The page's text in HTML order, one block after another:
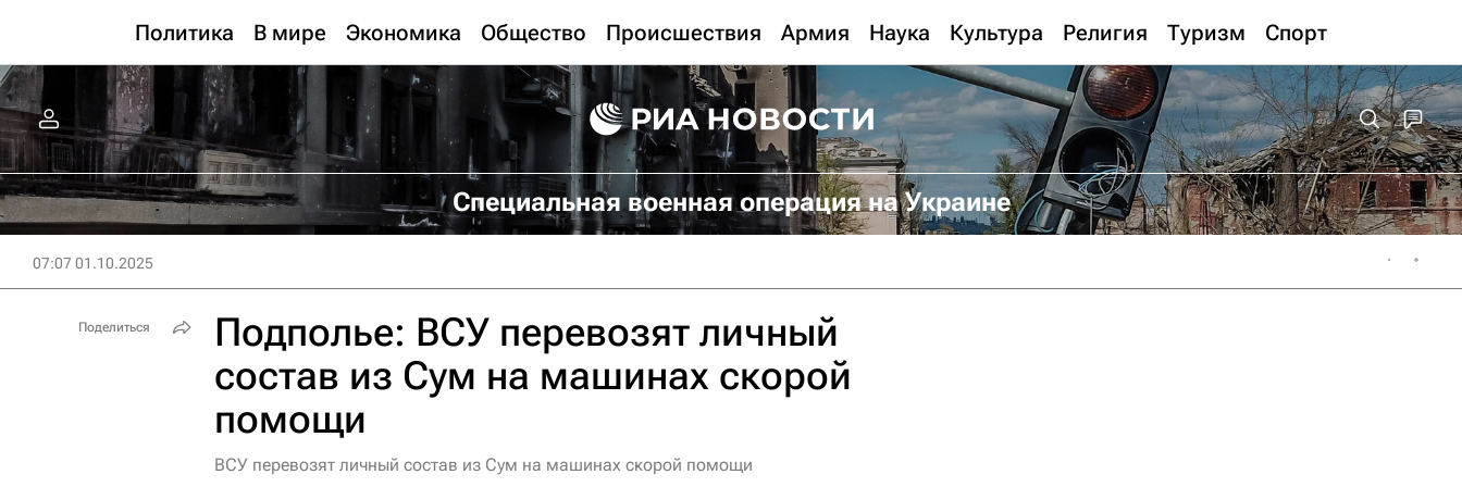
Политика В мире Экономика Общество Происшествия Армия Наука Культура Религия Туризм Спорт
Специальная военная операция на Украине
07:07 01.10.2025
Подполье: ВСУ перевозят личный
состав из Сум на машинах скорой
помощи
ВСУ перевозят личный состав из Сум на машинах скорой помощи
Поделиться